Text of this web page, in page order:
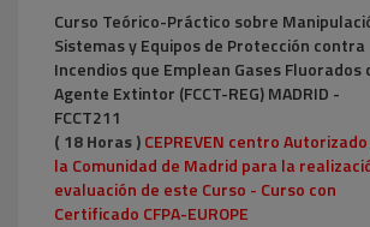
Curso Teórico-Práctico sobre
Sistemas y Equipos de Protección contra
Incendios que Emplean Gases Fluorados
Agente Extintor (FCCT-REG) MADRID -
FCCT211
( 18 Horas )CEPREVEN centro
la Comunidad de Madrid para la
evaluación de este Curso - Curso con
Certificado CFPA-EUROPE